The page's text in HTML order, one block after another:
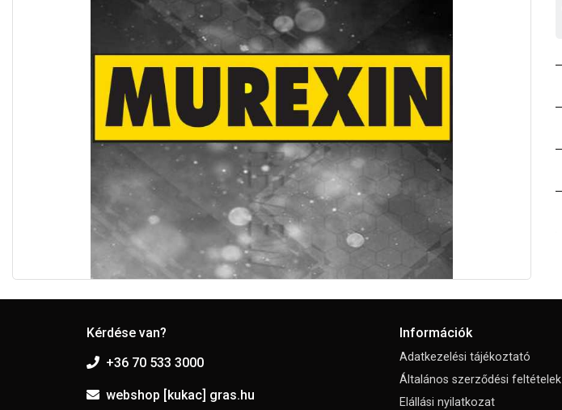
Kérdése van?
+36 70 533 3000
webshop [kukac] gras.hu
Információk
Adatkezelési tájékoztató
Általános szerződési feltételek
Elállási nyilatkozat